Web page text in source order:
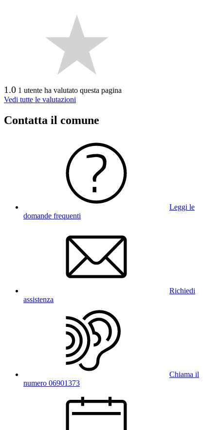
1.0 1 utente ha valutato questa pagina
Vedi tutte le valutazioni
Contatta il comune
Leggi le
domande frequenti
Richiedi
assistenza
Chiama il
numero 06901373